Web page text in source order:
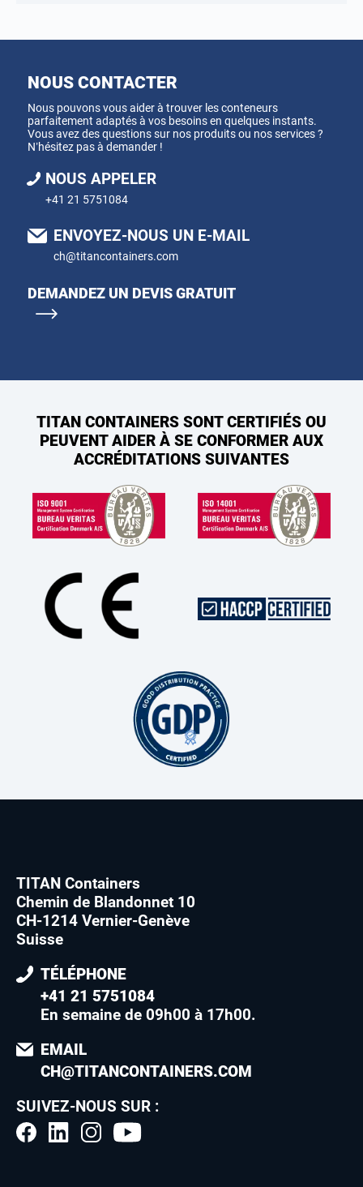
NOUS CONTACTER
Nous pouvons vous aider à trouver les conteneurs
parfaitement adaptés à vos besoins en quelques instants.
Vous avez des questions sur nos produits ou nos services ?
N’hésitez pas à demander !
NOUS APPELER
+41 21 5751084
ENVOYEZ-NOUS UN E-MAIL
ch@titancontainers.com
DEMANDEZ UN DEVIS GRATUIT
TITAN CONTAINERS SONT CERTIFIÉS OU
PEUVENT AIDER À SE CONFORMER AUX
ACCRÉDITATIONS SUIVANTES
TITAN Containers
Chemin de Blandonnet 10
CH-1214 Vernier-Genève
Suisse
TÉLÉPHONE
+41 21 5751084
En semaine de 09h00 à 17h00.
EMAIL
CH@TITANCONTAINERS.COM
SUIVEZ-NOUS SUR :